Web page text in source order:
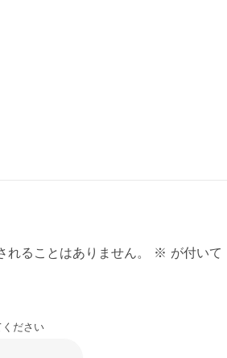
ることはありません。 ※ が付いて
ださい